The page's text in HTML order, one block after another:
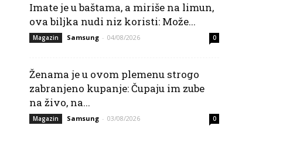
Imate je u baštama, a miriše na limun,
ova biljka nudi niz koristi: Može...
Magazin Samsung - 04/08/2026 0
Ženama je u ovom plemenu strogo
zabranjeno kupanje: Čupaju im zube
na živo, na...
Magazin Samsung - 03/08/2026 0